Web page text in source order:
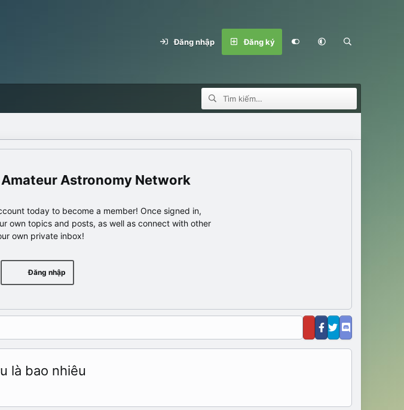
Đăng nhập Đăng ký
Astronomy Network
today to become a member! Once signed in,
own topics and posts, as well as connect with other
own private inbox!
Đăng nhập
là bao nhiêu